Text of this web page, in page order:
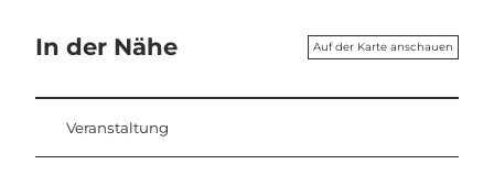
In der Nähe Auf der Karte anschauen
Veranstaltung